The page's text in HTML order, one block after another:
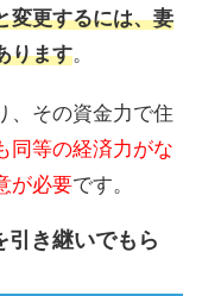
変更するには、妻
ります。
、その資金力で住
同等の経済力がな
が必要です。
引き継いでもら